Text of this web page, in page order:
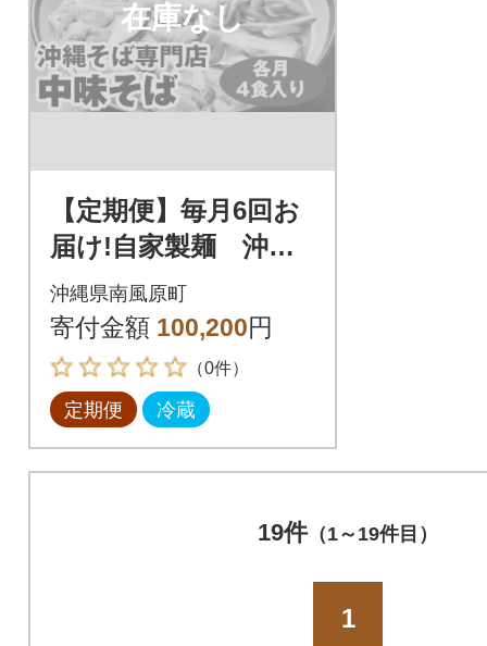
在庫なし
【定期便】毎月6回お
届け!自家製麺 沖縄
そば専門店「中味そ
ば」セット(各月4食入
り)
沖縄県南風原町
寄付金額 100,200円
（0件）
定期便 冷蔵
19件（1～19件目）
1